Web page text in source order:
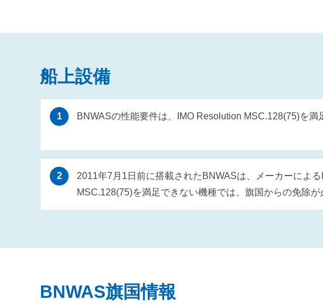
船上設備
BNWASの性能要件は、IMO Resolution MSC.128(75)を
2011年7月1日前に搭載されたBNWASは、メーカーによ
MSC.128(75)を満足できない機種では、旗国からの免除が
BNWAS旗国情報